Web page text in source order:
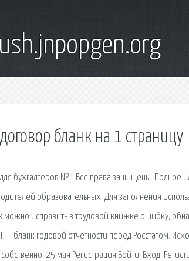
бланк на 1 страницу
бухгалтеров №1 Все права защищены. Полное
образовательных. Для заполнения
можно исправить в трудовой книжке ошибку,
годовой отчётности перед Росстатом.
25 мая Регистрация Войти. Вход.